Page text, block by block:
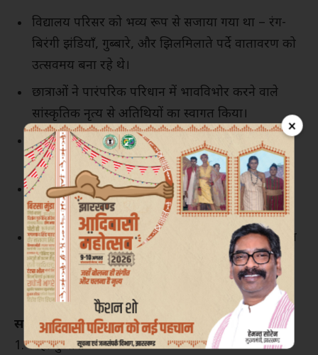
×
विद्यालय परिसर को भव्य रूप से सजाया गया था – रंग-
बिरंगी झंडियाँ, गुब्बारे, और झिलमिलाते पर्दे वातावरण को
उत्सवमय बना रहे थे।
छात्राओं ने पारंपरिक परिधान में भावविभोर करने वाले
सांस्कृतिक नृत्य से अतिथियों का स्वागत किया।
मंच पर विद्यालय के शिक्षकगण, प्रबंध समिति के सदस्य,
क्षेत्रीय गणमान्य व्यक्ति और अभिभावकगण उपस्थित रहे।
वक्ताओं ने शिक्षा के महत्व, अनुशासन और लक्ष्य की ओर
निरंतर प्रयास करने की प्रेरणा दी।
इस समारोह ने सामुदायिक सहभागिता की एक नई मिसाल
पेश की, जहाँ विद्यार्थी, शिक्षक, अभिभावक और समाज
एक साथ जुटे।
सम्मानित छात्राएँ (2024-25):
1. स्नेहा कुमारी